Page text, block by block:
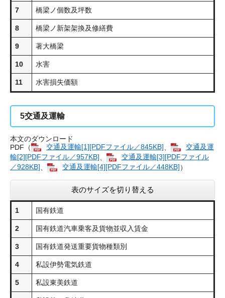
7 橋梁ノ個数及坪数
8 橋梁ノ新架架換及修繕費
9 著大橋梁
10 水害
11 水害損失価額
5交通及運輸
本文のダウンロード
PDF（
交通及運輸[1][PDFファイル／845KB]
交通及運
輸[2][PDFファイル／957KB]
交通及運輸[3][PDFファイル
／928KB]
交通及運輸[4][PDFファイル／448KB]）
表のサイズを切り替える
1 国有鉄道
2 国有鉄道汽車乗客及貨物並収入賃金
3 国有鉄道発送重要貨物種類別
4 私設伊勢電気鉄道
5 私設東美鉄道